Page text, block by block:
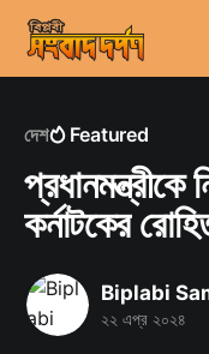
দেশ Featured
প্রধানমন্ত্রীকে
কর্নাটকের
Biplabi
২২ এপ্র ২০২৪